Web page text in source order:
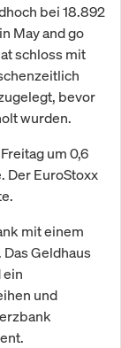
bei 18.892
May and go
schloss mit
bevor
wurden.
um 0,6
Der EuroStoxx
mit einem
Geldhaus
ein
und